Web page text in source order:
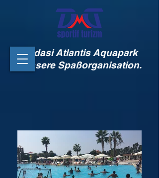
Kusadasi Atlantis Aquapark
ist unsere Spaßorganisation.